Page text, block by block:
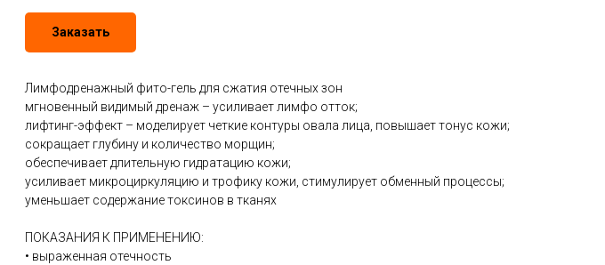
Заказать
Лимфодренажный фито-гель для сжатия отечных зон
мгновенный видимый дренаж – усиливает лимфо отток;
лифтинг-эффект – моделирует четкие контуры овала лица, повышает тонус кожи;
сокращает глубину и количество морщин;
обеспечивает длительную гидратацию кожи;
усиливает микроциркуляцию и трофику кожи, стимулирует обменный процессы;
уменьшает содержание токсинов в тканях
ПОКАЗАНИЯ К ПРИМЕНЕНИЮ:
• выраженная отечность